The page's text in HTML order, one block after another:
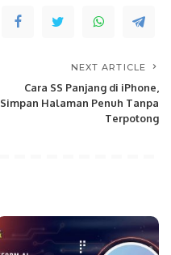
NEXT ARTICLE
Cara SS Panjang di iPhone,
Simpan Halaman Penuh Tanpa
Terpotong